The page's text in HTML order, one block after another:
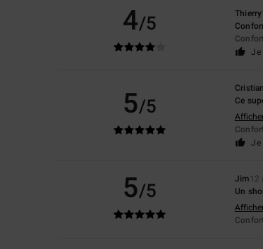
4/5 Thierry
Je
5/5
Cristian
Ce
Je
5/5 Jim12
Un